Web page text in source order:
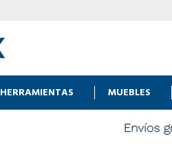
HERRAMIENTAS MUEBLES